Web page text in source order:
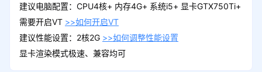
建议电脑配置：CPU4核+ 内存4G+ 系统i5+ 显卡GTX750Ti+
需要开启VT >>如何开启VT
建议性能设置：2核2G >>如何调整性能设置
显卡渲染模式极速、兼容均可